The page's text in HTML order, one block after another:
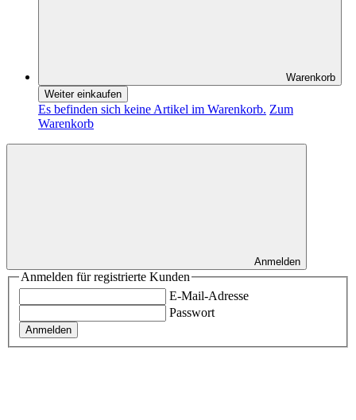
Warenkorb
Weiter einkaufen
Es befinden sich keine Artikel im Warenkorb. Zum
Warenkorb
Anmelden
Anmelden für registrierte Kunden
E-Mail-Adresse
Passwort
Anmelden